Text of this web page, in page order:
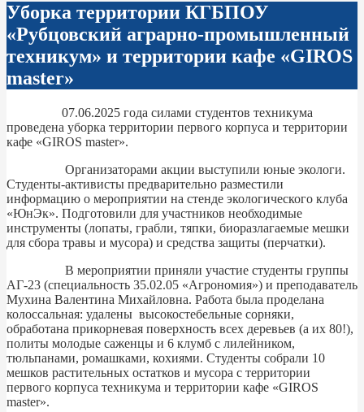
Уборка территории КГБПОУ
«Рубцовский аграрно-промышленный
техникум» и территории кафе «GIROS
master»
07.06.2025 года силами студентов техникума
проведена уборка территории первого корпуса и территории
кафе «GIROS master».
Организаторами акции выступили юные экологи.
Студенты-активисты предварительно разместили
информацию о мероприятии на стенде экологического клуба
«ЮнЭк». Подготовили для участников необходимые
инструменты (лопаты, грабли, тяпки, биоразлагаемые мешки
для сбора травы и мусора) и средства защиты (перчатки).
В мероприятии приняли участие студенты группы
АГ-23 (специальность 35.02.05 «Агрономия») и преподаватель
Мухина Валентина Михайловна. Работа была проделана
колоссальная: удалены высокостебельные сорняки,
обработана прикорневая поверхность всех деревьев (а их 80!),
политы молодые саженцы и 6 клумб с лилейником,
тюльпанами, ромашками, кохиями. Студенты собрали 10
мешков растительных остатков и мусора с территории
первого корпуса техникума и территории кафе «GIROS
master».